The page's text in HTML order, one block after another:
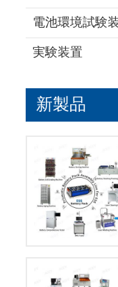
電池環境試験
実験装置
新製品